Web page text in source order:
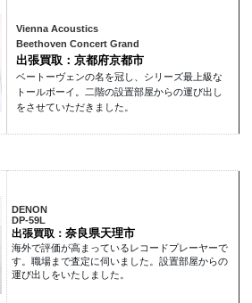
Vienna Acoustics
Beethoven Concert Grand
出張買取：京都府京都市
ベートーヴェンの名を冠し、シリーズ最上級な
トールボーイ。二階の設置部屋からの運び出し
をさせていただきました。
DENON
DP-59L
出張買取： 奈良県天理市
海外で評価が高まっているレコードプレーヤーで
す。職場まで査定に伺いました。設置部屋からの
運び出しをいたしました。